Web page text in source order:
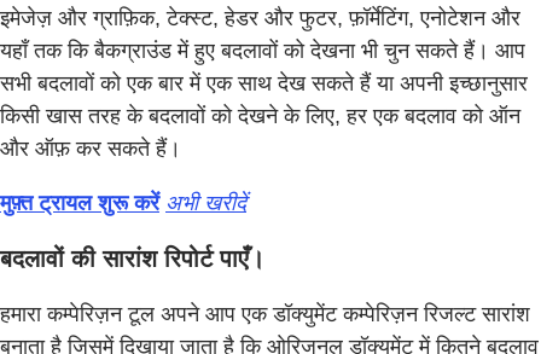
इमेजेज़ और ग्राफ़िक, टेक्स्ट, हेडर और फुटर, फ़ॉर्मेटिंग, एनोटेशन और
यहाँ तक कि बैकग्राउंड में हुए बदलावों को देखना भी चुन सकते हैं। आप
सभी बदलावों को एक बार में एक साथ देख सकते हैं या अपनी इच्छानुसार
किसी खास तरह के बदलावों को देखने के लिए, हर एक बदलाव को ऑन
और ऑफ़ कर सकते हैं।
मुफ़्त ट्रायल शुरू करें अभी खरीदें
बदलावों की सारांश रिपोर्ट पाएँ।
हमारा कम्पेरिज़न टूल अपने आप एक डॉक्युमेंट कम्पेरिज़न रिजल्ट सारांश
बनाता है जिसमें दिखाया जाता है कि ओरिजनल डॉक्युमेंट में कितने बदलाव